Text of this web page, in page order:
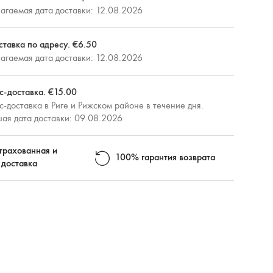
дата доставки: 12.08.2026
по адресу. €6.50
дата доставки: 12.08.2026
доставка. €15.00
доставка в Риге и Рижском районе в течение дня.
дата доставки: 09.08.2026
и
100% гарантия возврата